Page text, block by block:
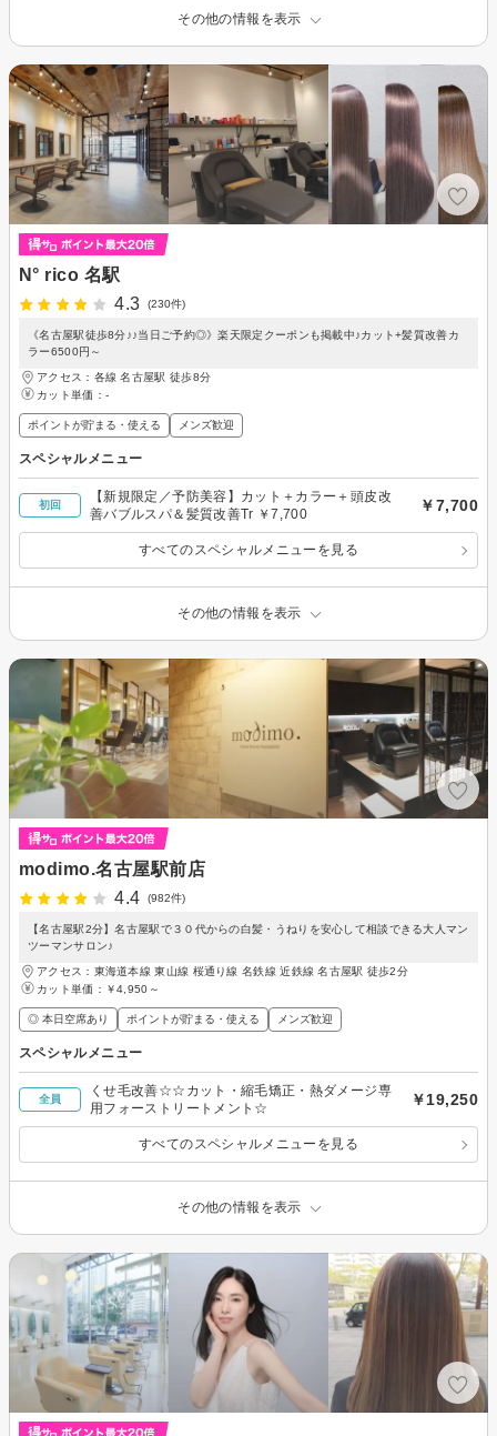
その他の情報を表示
N° rico 名駅
4.3
(230件)
《名古屋駅徒歩8分♪♪当日ご予約◎》楽天限定クーポンも掲載中♪カット+髪質改善カ
ラー6500円～
アクセス：各線 名古屋駅 徒歩8分
カット単価： -
ポイントが貯まる・使える メンズ歓迎
スペシャルメニュー
初回
【新規限定／予防美容】カット＋カラー＋頭皮改
善バブルスパ＆髪質改善Tr ￥7,700
￥7,700
すべてのスペシャルメニューを見る
その他の情報を表示
modimo.名古屋駅前店
4.4
(982件)
【名古屋駅2分】名古屋駅で３０代からの白髪・うねりを安心して相談できる大人マン
ツーマンサロン♪
アクセス：東海道本線 東山線 桜通り線 名鉄線 近鉄線 名古屋駅 徒歩2分
カット単価： ￥4,950～
◎ 本日空席あり ポイントが貯まる・使える メンズ歓迎
スペシャルメニュー
全員
くせ毛改善☆☆カット・縮毛矯正・熱ダメージ専
用フォーストリートメント☆
￥19,250
すべてのスペシャルメニューを見る
その他の情報を表示